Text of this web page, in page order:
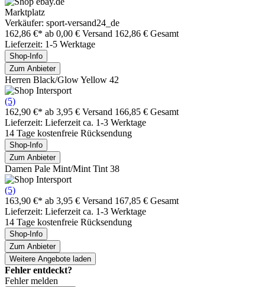
Marktplatz
Verkäufer: sport-versand24_de
162,86 €* ab 0,00 € Versand 162,86 € Gesamt
Lieferzeit: 1-5 Werktage
Shop-Info
Zum Anbieter
Herren Black/Glow Yellow 42
(5)
162,90 €* ab 3,95 € Versand 166,85 € Gesamt
Lieferzeit: Lieferzeit ca. 1-3 Werktage
14 Tage kostenfreie Rücksendung
Shop-Info
Zum Anbieter
Damen Pale Mint/Mint Tint 38
(5)
163,90 €* ab 3,95 € Versand 167,85 € Gesamt
Lieferzeit: Lieferzeit ca. 1-3 Werktage
14 Tage kostenfreie Rücksendung
Shop-Info
Zum Anbieter
Weitere Angebote laden
Fehler entdeckt?
Fehler melden